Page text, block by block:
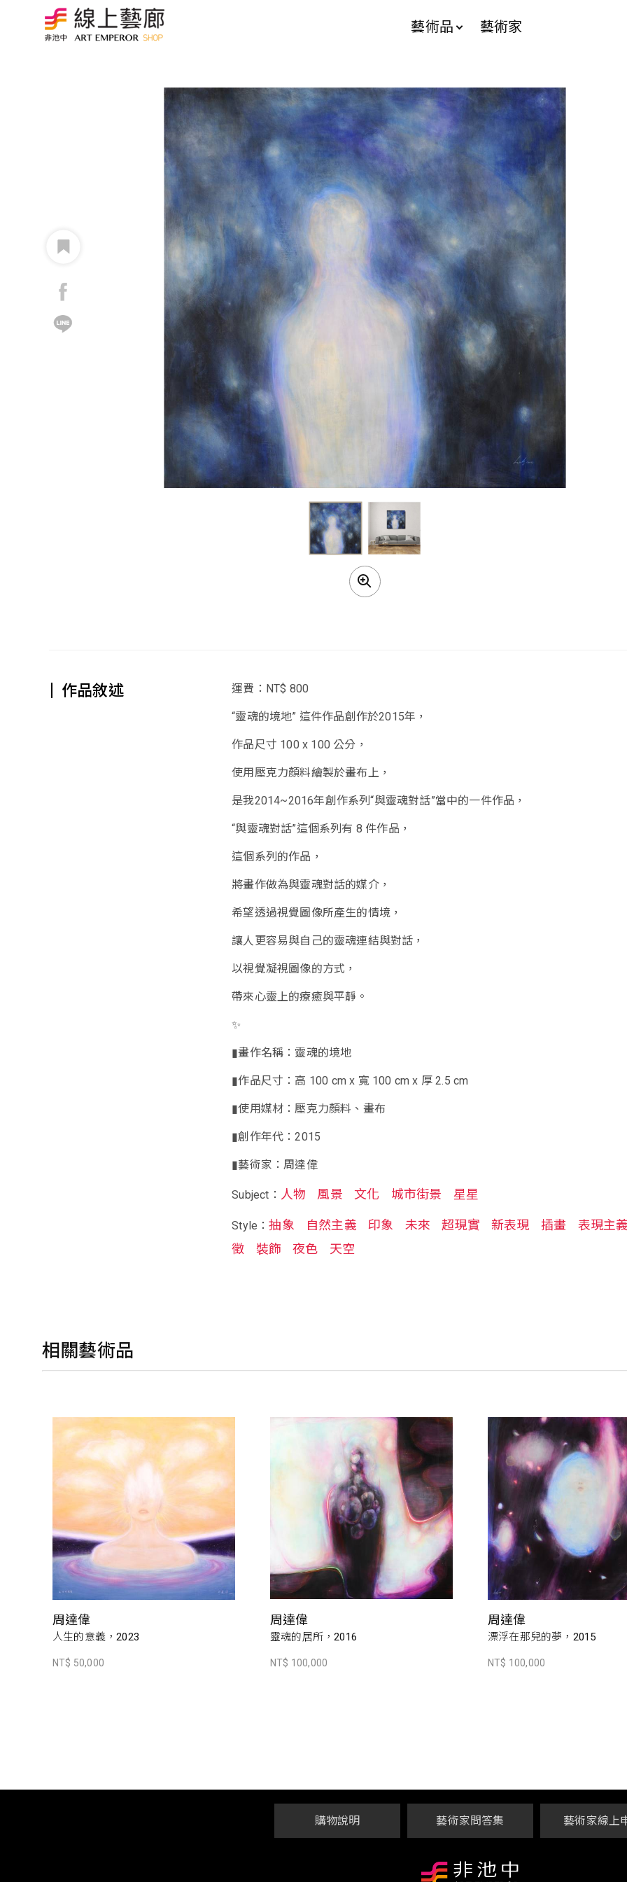
藝術品 藝術家
作品敘述 運費：NT$ 800
“靈魂的境地” 這件作品創作於2015年，
作品尺寸 100 x 100 公分，
使用壓克力顏料繪製於畫布上，
是我2014~2016年創作系列“與靈魂對話”當中的一件作品，
“與靈魂對話”這個系列有 8 件作品，
這個系列的作品，
將畫作做為與靈魂對話的媒介，
希望透過視覺圖像所產生的情境，
讓人更容易與自己的靈魂連結與對話，
以視覺凝視圖像的方式，
帶來心靈上的療癒與平靜。
✨
▮畫作名稱：靈魂的境地
▮作品尺寸：高 100 cm x 寬 100 cm x 厚 2.5 cm
▮使用媒材：壓克力顏料、畫布
▮創作年代：2015
▮藝術家：周達偉
Subject： 人物 風景 文化 城市街景 星星
Style：抽象 自然主義 印象 未來 超現實 新表現 插畫
表現主
徵
裝飾 夜色 天空
相關藝術品
周達偉
人生的意義，2023
NT$ 50,000
周達偉
靈魂的居所，2016
NT$ 100,000
周達偉
漂浮在那兒的夢，2015
NT$ 100,000
購物說明 藝術家問答集 藝術家線上